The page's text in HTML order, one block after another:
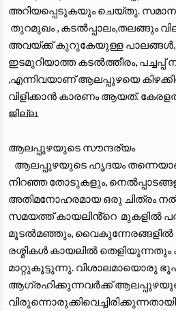
അറിയപ്പെടുകയും ചെയ്‌തു.
തുറമുഖം , കടല്‍പ്പാലം,തലങ്ങും
അവയ്ക്ക് കുറുകേയുള്ള
ഇടമുറിയാത്ത കടല്‍ത്തീരം,
,എന്നിവയാണ് ആലപ്പുഴയെ
വിളിക്കാൻ കാരണം ആയത്.
ജില്ല.
ആലപ്പുഴയുടെ സൗന്ദര്യം
ആലപ്പുഴയുടെ ഹൃദയം
നിറഞ്ഞ തോടുകളും,
അതിമനോഹരമായ ഒരു ചിത്രം
സമയത്ത് കായലിൻ്റെ മുകളിൽ
മൂടൽമഞ്ഞും,
രശ്മികൾ കായലിൽ
മാറ്റുകൂട്ടുന്നു. വിശാലമായൊരു
ആഗ്രഹിക്കുന്നവർക്ക്